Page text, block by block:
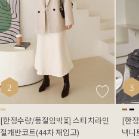
2
[한정수량/품절임박⏳] 스티치라인
절개반코트(44차 재입고)
3
[한
넥니